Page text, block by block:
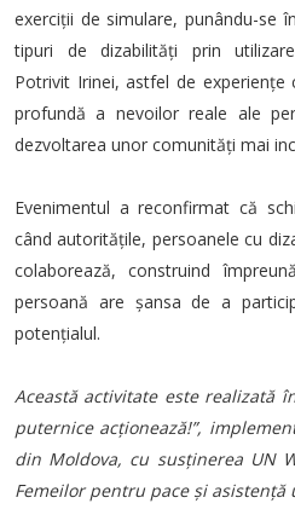
exerciții de simulare, punându-se
tipuri de dizabilități prin
Potrivit Irinei, astfel de
profundă a nevoilor reale ale
dezvoltarea unor comunități mai
Evenimentul a reconfirmat că
când autoritățile, persoanele cu
colaborează, construind
persoană are șansa de a
potențialul.
Această activitate este realizată
puternice acționează!”,
din Moldova, cu susținerea UN
Femeilor pentru pace și asistență